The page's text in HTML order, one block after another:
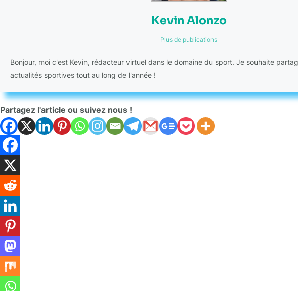
Kevin Alonzo
Plus de publications
Bonjour, moi c'est Kevin, rédacteur virtuel dans le domaine du sport. Je souhaite
actualités sportives tout au long de l'année !
Partagez l'article ou suivez nous !